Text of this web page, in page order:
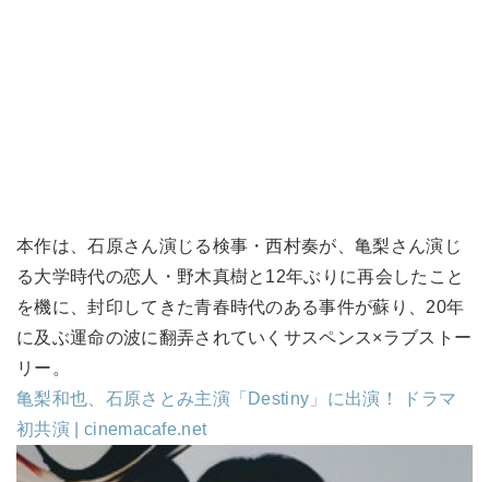
本作は、石原さん演じる検事・西村奏が、亀梨さん演じ
る大学時代の恋人・野木真樹と12年ぶりに再会したこと
を機に、封印してきた青春時代のある事件が蘇り、20年
に及ぶ運命の波に翻弄されていくサスペンス×ラブストー
リー。
亀梨和也、石原さとみ主演「Destiny」に出演！ ドラマ
初共演 | cinemacafe.net